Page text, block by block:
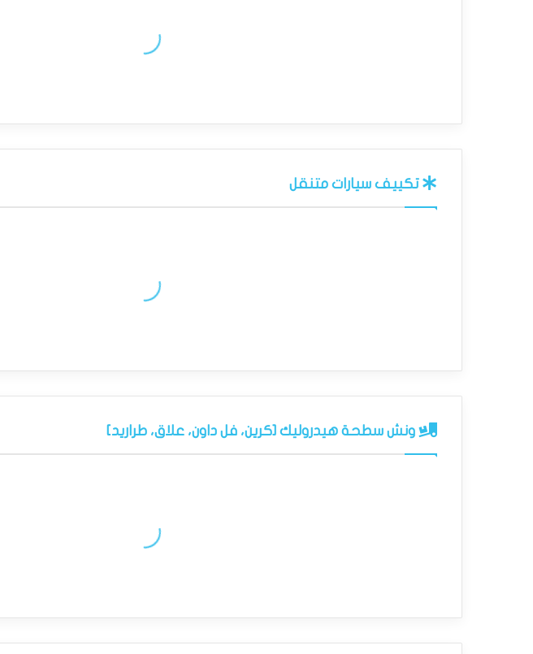
تكييف سيارات متنقل
ونش سطحة هيدروليك [كرين، فل داون، علاق، طراريد]